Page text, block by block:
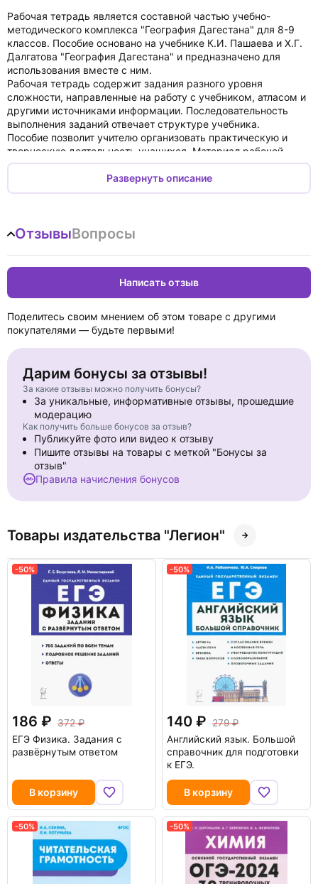
Рабочая тетрадь является составной частью учебно-
методического комплекса "География Дагестана" для 8-9
классов. Пособие основано на учебнике К.И. Пашаева и X.Г.
Далгатова "География Дагестана" и предназначено для
использования вместе с ним.
Рабочая тетрадь содержит задания разного уровня
сложности, направленные на работу с учебником, атласом и
другими источниками информации. Последовательность
выполнения заданий отвечает структуре учебника.
Пособие позволит учителю организовать практическую и
творческую деятельность учащихся. Материал рабочей
тетради ориентирован на применение теоретических знаний
в практической деятельности, формирование умений
составлять комплексное описание природных объектов и
В рабочей тетради представлен необходимый материал для
организации практических работ по темам учебника с
заданным алгоритмом их выполнения и формами для
фиксирования результатов.
Выполняя практические работы в классе и дома, учащиеся
имеют возможность получить представление о
разнообразных методах географических исследований.
Рабочая тетрадь позволит лучше усвоить учебный материал
и систематизировать полученные знания.
Развернуть описание
ОтзывыВопросы
Написать отзыв
Поделитесь своим мнением об этом товаре с другими
покупателями — будьте первыми!
Дарим бонусы за отзывы!
За какие отзывы можно получить бонусы?
За уникальные, информативные отзывы, прошедшие
модерацию
Как получить больше бонусов за отзыв?
Публикуйте фото или видео к отзыву
Пишите отзывы на товары с меткой "Бонусы за
отзыв"
Правила начисления бонусов
Товары издательства "Легион"
-50%
186
372
ЕГЭ Физика. Задания с
развёрнутым ответом
В корзину
-50%
140
279
Английский язык. Большой
справочник для подготовки
к ЕГЭ.
В корзину
-50% -50%